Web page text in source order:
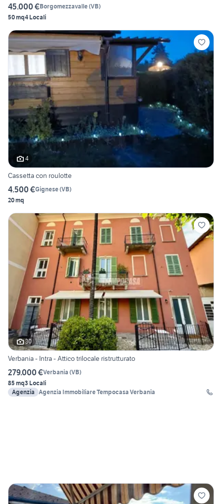
45.000 €Borgomezzavalle(VB)
50 mq4 Locali
4
Cassetta con roulotte
4.500 €Gignese(VB)
20 mq
30
Verbania - Intra - Attico trilocale ristrutturato
279.000 €Verbania (VB)
85 mq3 Locali
Agenzia Agenzia Immobiliare Tempocasa Verbania